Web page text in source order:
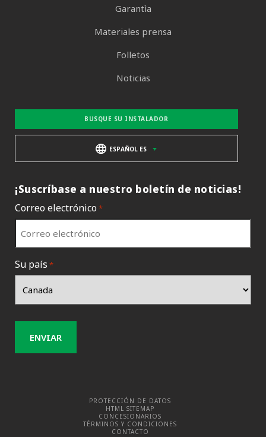
Garantìa
Materiales prensa
Folletos
Noticias
BUSQUE SU INSTALADOR
ESPAÑOL ES
¡Suscríbase a nuestro boletín de noticias!
Correo electrónico *
Su país *
PROTECCIÓN DE DATOS
HTML SITEMAP
CONCESIONARIOS
TÉRMINOS Y CONDICIONES
CONTACTO